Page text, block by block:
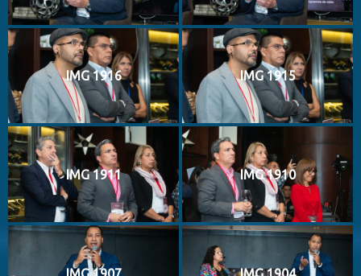
IMG 1916 IMG 1915
IMG 1911 IMG 1910